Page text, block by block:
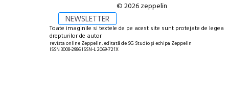
NEWSLETTER
© 2026 zeppelin
Toate imaginile si textele de pe acest site sunt protejate de legea
drepturilor de autor
revista online Zeppelin, editată de SG Studio și echipa Zeppelin
ISSN 3008-2986 ISSN-L 2069-721X